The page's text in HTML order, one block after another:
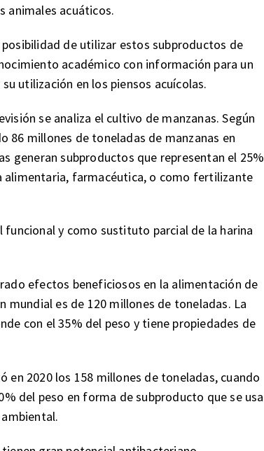
animales acuáticos.
de utilizar estos subproductos de
académico con información para un
utilización en los piensos acuícolas.
se analiza el cultivo de manzanas. Según
86 millones de toneladas de manzanas en
generan subproductos que representan el 25%
alimentaria, farmacéutica, o como fertilizante
y como sustituto parcial de la harina
efectos beneficiosos en la alimentación de
mundial es de 120 millones de toneladas. La
con el 35% del peso y tiene propiedades de
en 2020 los 158 millones de toneladas, cuando
del peso en forma de subproducto que se usa